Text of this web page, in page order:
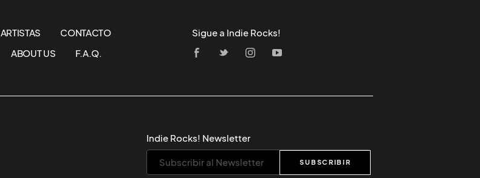
ARTISTAS
CONTACTO
ABOUT US F.A.Q.
Sigue a Indie Rocks!
Indie Rocks! Newsletter